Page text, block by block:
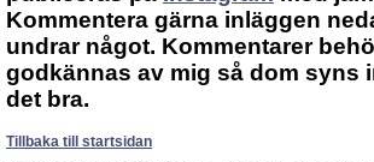
Kommentera gärna inläggen
undrar något. Kommentarer
godkännas av mig så dom syns
det bra.
Tillbaka till startsidan